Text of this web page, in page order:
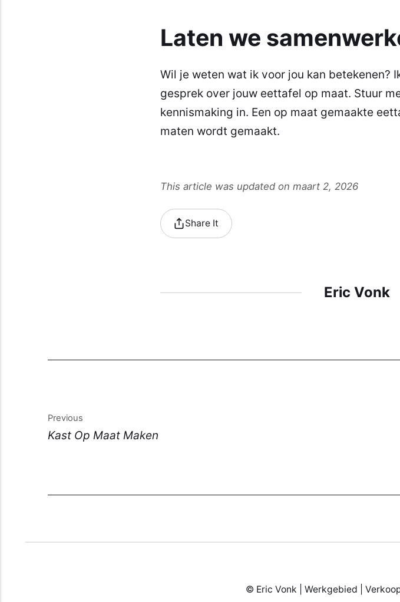
Laten we
Wil je weten wat ik voor jou kan betekenen?
gesprek over jouw eettafel op maat. Stuur
kennismaking in. Een op maat gemaakte
maten wordt gemaakt.
This article was updated on maart 2, 2026
Share It
Eric Vonk
Previous
Kast Op Maat Maken
© Eric Vonk | Werkgebied